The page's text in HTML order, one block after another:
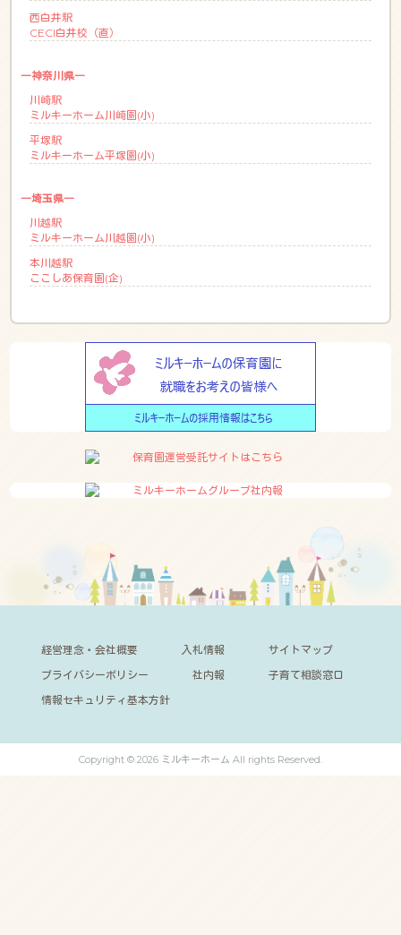
西白井駅
CECI白井校（直）
―神奈川県―
川崎駅
ミルキーホーム川崎園(小)
平塚駅
ミルキーホーム平塚園(小)
―埼玉県―
川越駅
ミルキーホーム川越園(小)
本川越駅
ここしあ保育園(企)
経営理念・会社概要 入札情報
サイトマップ
プライバシーポリシー
社内報
子育て相談窓口
情報セキュリティ基本方針
Copyright © 2026 ミルキーホーム All rights Reserved.